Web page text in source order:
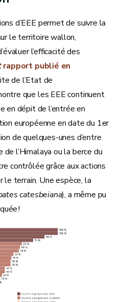
d’EEE permet de suivre la
le territoire wallon,
l’efficacité des
rapport publié en
de l’Etat de
que les EEE continuent
en dépit de l’entrée en
européenne en date du 1er
de quelques-unes d’entre
l’Himalaya ou la berce du
contrôlée grâce aux actions
terrain. Une espèce, la
catesbeiana), a même pu
!